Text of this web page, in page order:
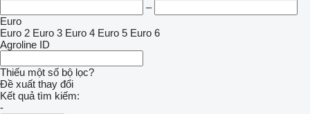
–
Euro
Euro 2 Euro 3 Euro 4 Euro 5 Euro 6
Agroline ID
Thiếu một số bộ lọc?
Đề xuất thay đổi
Kết quả tìm kiếm:
-